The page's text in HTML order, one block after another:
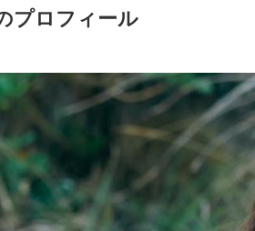
プロフィール